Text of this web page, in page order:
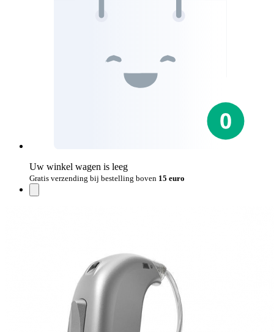
Uw winkel wagen is leeg
Gratis verzending bij bestelling boven 15 euro